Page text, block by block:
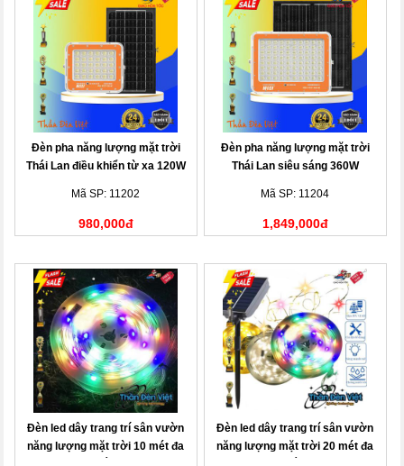
Đèn pha năng lượng mặt trời
Thái Lan điều khiển từ xa 120W
Mã SP: 11202
980,000đ
Đèn pha năng lượng mặt trời
Thái Lan siêu sáng 360W
Mã SP: 11204
1,849,000đ
Đèn led dây trang trí sân vườn
năng lượng mặt trời 10 mét đa
Đèn led dây trang trí sân vườn
năng lượng mặt trời 20 mét đa